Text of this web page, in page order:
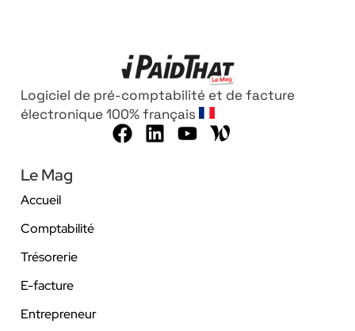
Logiciel de pré-comptabilité et de facture
électronique 100% français
Le Mag
Accueil
Comptabilité
Trésorerie
E-facture
Entrepreneur